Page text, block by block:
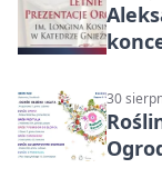
30